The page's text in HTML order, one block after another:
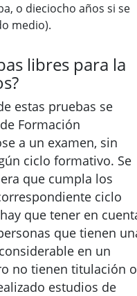
o dieciocho años si se
medio).
libres para la
estas pruebas se
Formación
a un examen, sin
ciclo formativo. Se
que cumpla los
ciclo
que tener en
que tienen
en un
no tienen titulación o
estudios de